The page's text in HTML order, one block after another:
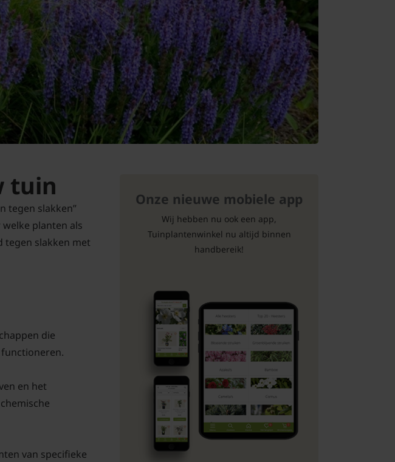
tuin
tegen slakken”
planten als
tegen slakken met
die
en het
van specifieke
Onze nieuwe mobiele app
Wij hebben nu ook een app,
Tuinplantenwinkel nu altijd binnen
handbereik!